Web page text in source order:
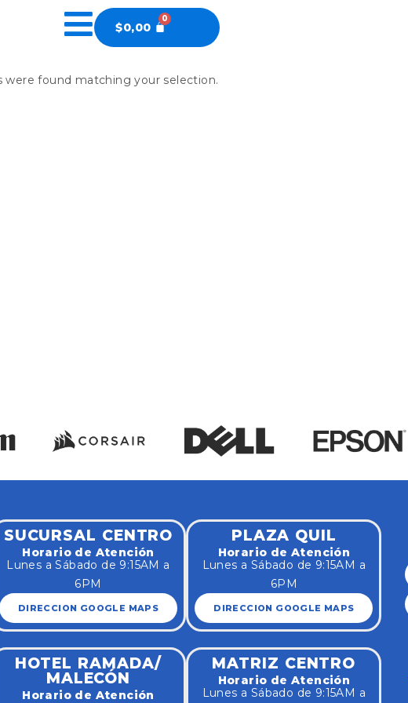
$0,00
were found matching your selection.
SUCURSAL CENTRO
Horario de Atención
Lunes a Sábado de 9:15AM a
6PM
DIRECCION GOOGLE MAPS
PLAZA QUIL
Horario de Atención
Lunes a Sábado de 9:15AM a
6PM
DIRECCION GOOGLE MAPS
HOTEL RAMADA/
MALECÓN
Horario de Atención
MATRIZ CENTRO
Horario de Atención
Lunes a Sábado de 9:15AM a